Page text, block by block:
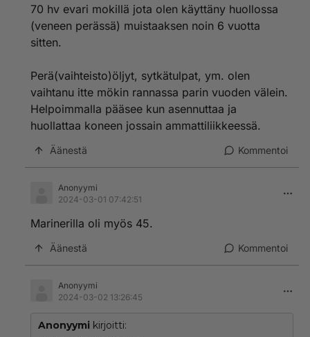
70 hv evari mokillä jota olen käyttäny huollossa
(veneen perässä) muistaaksen noin 6 vuotta
sitten.
Perä(vaihteisto)öljyt, sytkätulpat, ym. olen
vaihtanu itte mökin rannassa parin vuoden välein.
Helpoimmalla pääsee kun asennuttaa ja
huollattaa koneen jossain ammattiliikkeessä.
Äänestä Kommentoi
Anonyymi
2024-03-01 07:42:51
Marinerilla oli myös 45.
Äänestä Kommentoi
Anonyymi
2024-03-02 13:26:45
Anonyymi kirjoitti: